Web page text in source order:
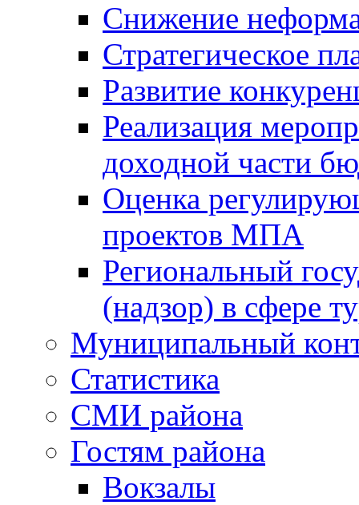
Снижение
Стратегическое
Развитие
Реализация
доходной части
Оценка
проектов МПА
Региональный
(надзор) в сфере
Муниципальный
Статистика
СМИ района
Гостям района
Вокзалы